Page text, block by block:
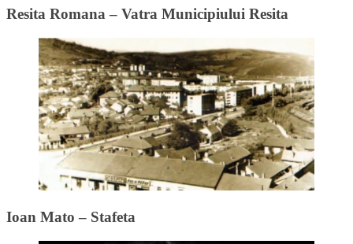
Resita Romana – Vatra Municipiului Resita
Ioan Mato – Stafeta